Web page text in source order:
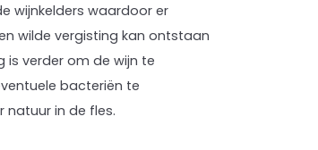
wijnkelders waardoor er
wilde vergisting kan ontstaan
is verder om de wijn te
bacteriën te
natuur in de fles.